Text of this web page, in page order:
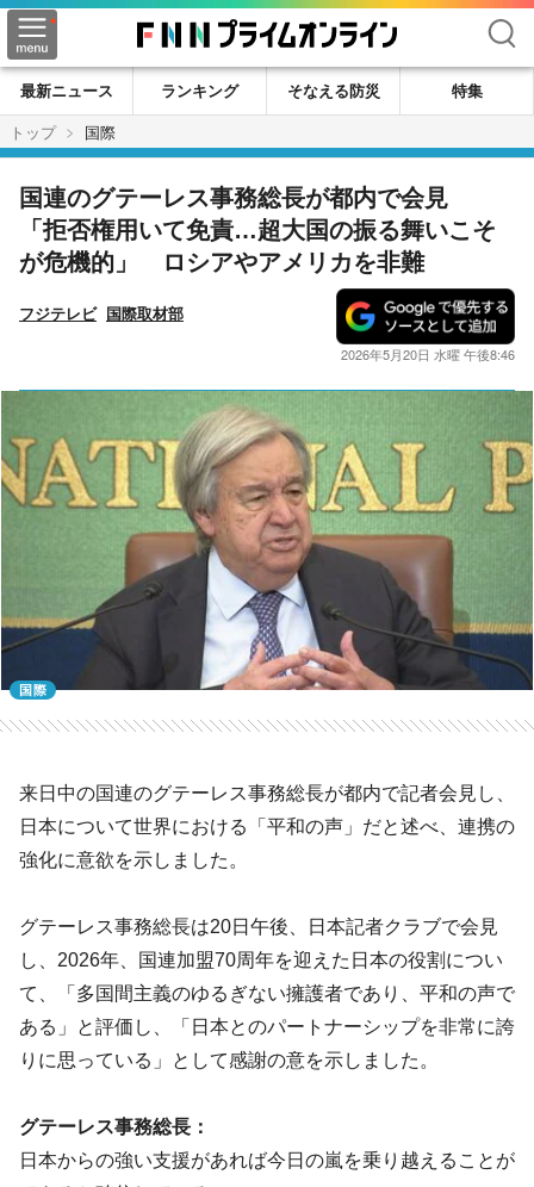
検索
最新ニュース ランキング そなえる防災
特集
トップ
国際
国連のグテーレス事務総長が都内で会見
「拒否権用いて免責…超大国の振る舞いこそ
が危機的」 ロシアやアメリカを非難
フジテレビ 国際取材部
2026年5月20日 水曜 午後8:46
国際
来日中の国連のグテーレス事務総長が都内で記者会見し、
日本について世界における「平和の声」だと述べ、連携の
強化に意欲を示しました。
グテーレス事務総長は20日午後、日本記者クラブで会見
し、2026年、国連加盟70周年を迎えた日本の役割につい
て、「多国間主義のゆるぎない擁護者であり、平和の声で
ある」と評価し、「日本とのパートナーシップを非常に誇
りに思っている」として感謝の意を示しました。
グテーレス事務総長：
日本からの強い支援があれば今日の嵐を乗り越えることが